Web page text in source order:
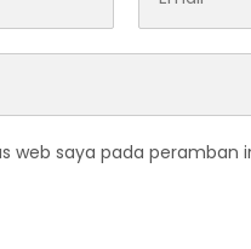
web saya pada peramban